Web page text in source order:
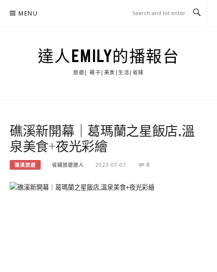
MENU
達人EMILY的播報台
旅遊| 親子|美食|生活|省錢
礁溪新開幕｜葛瑪蘭之星飯店,溫
泉美食+夜光彩繪
礁溪旅遊 省錢旅遊達人 2023-07-07 0